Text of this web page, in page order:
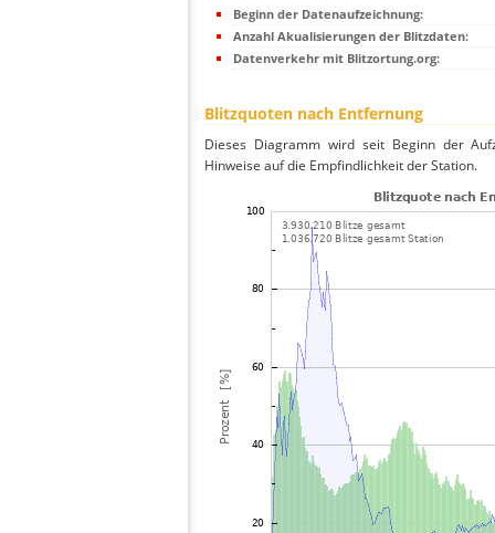
Beginn der Datenaufzeichnung:
Anzahl Akualisierungen der Blitzdaten:
Datenverkehr mit Blitzortung.org:
Blitzquoten nach Entfernung
Dieses Diagramm wird seit Beginn der
Hinweise auf die Empfindlichkeit der Station.